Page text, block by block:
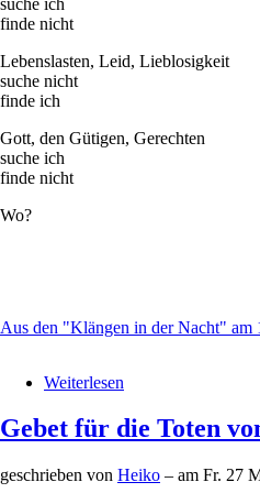
finde nicht
Lebenslasten, Leid, Lieblosigkeit
suche nicht
finde ich
Gott, den Gütigen, Gerechten
suche ich
finde nicht
Wo?
Aus den "Klängen in der Nacht" am
Weiterlesen
Gebet für die Toten
geschrieben von Heiko – am Fr. 27